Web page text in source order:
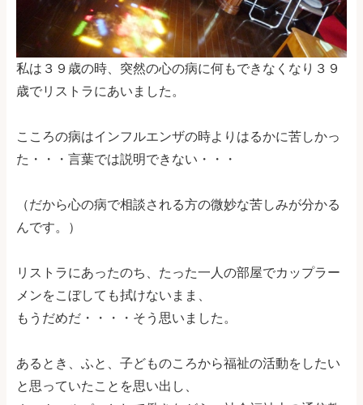
私は３９歳の時、突然の心の病に何もできなくなり３９
歳でリストラにあいました。
こころの病はインフルエンザの時よりはるかに苦しかっ
た・・・言葉では説明できない・・・
（だから心の病で相談される方の微妙な苦しみが分かる
んです。）
リストラにあったのち、たった一人の部屋でカップラー
メンをこぼしても拭けないまま、
もうだめだ・・・・そう思いました。
あるとき、ふと、子どものころから福祉の活動をしたい
と思っていたことを思い出し、